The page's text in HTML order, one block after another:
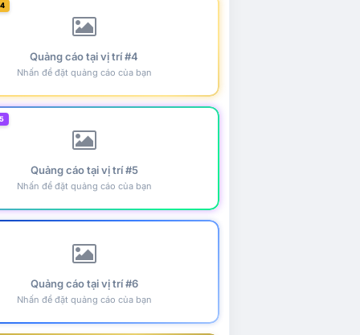
Quảng cáo tại vị trí #4
Nhấn để đặt quảng cáo của bạn
Quảng cáo tại vị trí #5
Nhấn để đặt quảng cáo của bạn
Quảng cáo tại vị trí #6
Nhấn để đặt quảng cáo của bạn